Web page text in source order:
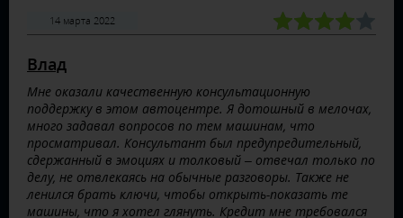
14 марта 2022
Влад
Мне оказали качественную консультационную
поддержку в этом автоцентре. Я дотошный в мелочах,
много задавал вопросов по тем машинам, что
просматривал. Консультант был предупредительный,
сдержанный в эмоциях и толковый – отвечал только по
делу, не отвлекаясь на обычные разговоры. Также не
ленился брать ключи, чтобы открыть-показать те
машины, что я хотел глянуть. Кредит мне требовался